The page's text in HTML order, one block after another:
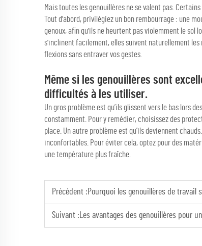
Mais toutes les genouillères ne se valent pas.
Tout d'abord, privilégiez un bon rembourrage : une
genoux, afin qu'ils ne heurtent pas violemment le sol
s'inclinent facilement, elles suivent naturellement les
flexions sans entraver vos gestes.
Même si les genouillères sont
difficultés à les utiliser.
Un gros problème est qu’ils glissent vers le bas lors
constamment. Pour y remédier, choisissez des
place. Un autre problème est qu’ils deviennent
inconfortables. Pour éviter cela, optez pour des
une température plus fraîche.
Précédent :Pourquoi les genouillères de travail sont
Suivant :Les avantages des genouillères pour